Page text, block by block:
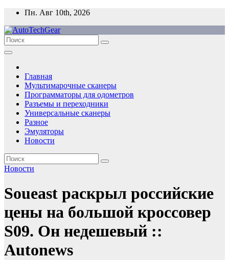
Перейти
содержимому
Пн. Авг 10th, 2026
Главная
Мультимарочные сканеры
Программаторы для одометров
Разъемы и переходники
Универсальные сканеры
Разное
Эмуляторы
Новости
Новости
Soueast раскрыл российские
цены на большой кроссовер
S09. Он недешевый ::
Autonews